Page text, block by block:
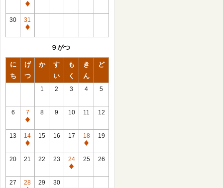
日
休
館
日
30
31
休
９がつ
に
ち
げ
つ
か
す
い
も
く
き
ん
ど
1 2 3 4 5
6
7
休
館
日
8 9 10 11 12
13
14
休
館
15 16 17
18
休
館
19
20 21 22 23
24
休
25 26
27
28
29 30